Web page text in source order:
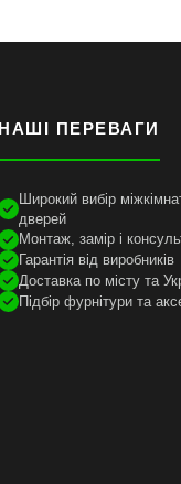
НАШІ ПЕРЕВАГИ
Широкий вибір
дверей
Монтаж, замір і
Гарантія від виробників
Доставка по місту та
Підбір фурнітури та